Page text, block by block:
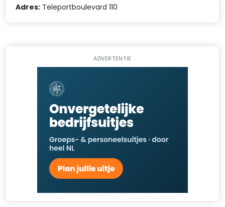
Adres: Teleportboulevard 110
ADVERTENTIE